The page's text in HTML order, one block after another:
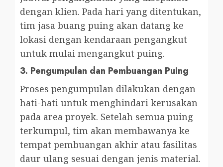
dengan klien. Pada hari yang ditentukan,
tim jasa buang puing akan datang ke
lokasi dengan kendaraan pengangkut
untuk mulai mengangkut puing.
3. Pengumpulan dan Pembuangan Puing
Proses pengumpulan dilakukan dengan
hati-hati untuk menghindari kerusakan
pada area proyek. Setelah semua puing
terkumpul, tim akan membawanya ke
tempat pembuangan akhir atau fasilitas
daur ulang sesuai dengan jenis material.